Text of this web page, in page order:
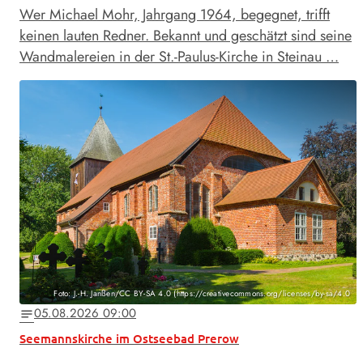
Wer Michael Mohr, Jahrgang 1964, begegnet, trifft
keinen lauten Redner. Bekannt und geschätzt sind seine
Wandmalereien in der St.-Paulus-Kirche in Steinau …
Foto: J.-H. Janßen/CC BY-SA 4.0 (https://creativecommons.org/licenses/by-sa/4.0
notes05.08.2026 09:00
Seemannskirche im Ostseebad Prerow